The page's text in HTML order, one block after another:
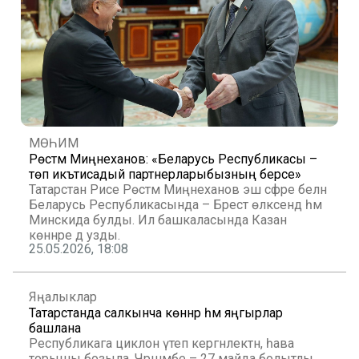
МӨҺИМ
Рөстәм Миңнеханов: «Беларусь Республикасы –
төп икътисадый партнерларыбызның берсе»
Татарстан Рәисе Рөстәм Миңнеханов эш сәфәре белән
Беларусь Республикасында – Брест өлкәсендә һәм
Минскида булды. Ил башкаласында Казан
көннәре дә узды.
25.05.2026, 18:08
Яңалыклар
Татарстанда салкынча көннәр һәм яңгырлар
башлана
Республикага циклон үтеп кергәнлектән, һава